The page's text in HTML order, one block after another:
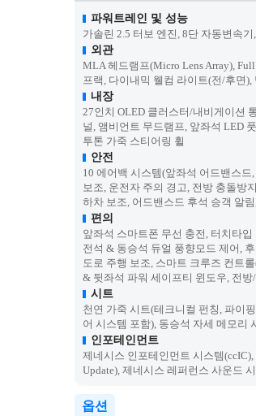
파워트레인 및 성능
가솔린 2.5 터보 엔진, 8단 자동변속
외관
MLA 헤드램프(Micro Lens Array),
프랙, 다이내믹 웰컴 라이트(전/후면
내장
27인치 OLED 클러스터/내비게이션
널, 앰비언트 무드램프, 앞좌석 LED
투톤 가죽 스티어링 휠
안전
10 에어백 시스템(앞좌석 어드밴스
보조, 운전자 주의 경고, 전방 충돌방
하차 보조, 어드밴스드 후석 승객 알
편의
앞좌석 스마트폰 무선 충전, 터치타
전석 & 동승석 듀얼 풍향모드 제어,
도로 주행 보조, 스마트 크루즈 컨트
& 뒷좌석 파워 세이프티 윈도우, 전
시트
천연 가죽 시트(테크니컬 펀칭, 파이
어 시스템 포함), 동승석 자세 메모리
인포테인먼트
제네시스 인포테인먼트 시스템
Update), 제네시스 레퍼런스 사운드
옵션